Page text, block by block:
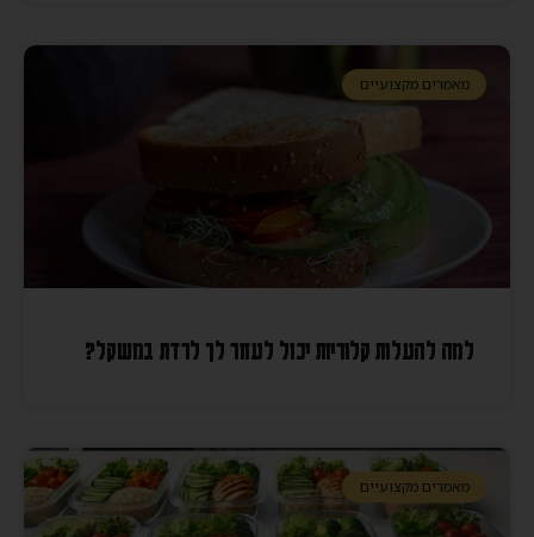
מאמרים מקצועיים
למה להעלות קלוריות יכול לעזור לך לרדת במשקל?
מאמרים מקצועיים